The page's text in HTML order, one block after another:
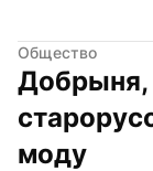
Общество
Добрыня,
моду